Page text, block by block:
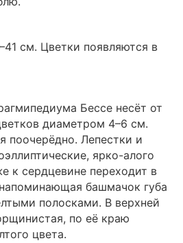
см. Цветки появляются в
Бессе несёт от
диаметром 4–6 см.
поочерёдно. Лепестки и
ярко-алого
к сердцевине переходит в
башмачок губа
полосками. В верхней
по её краю
цвета.